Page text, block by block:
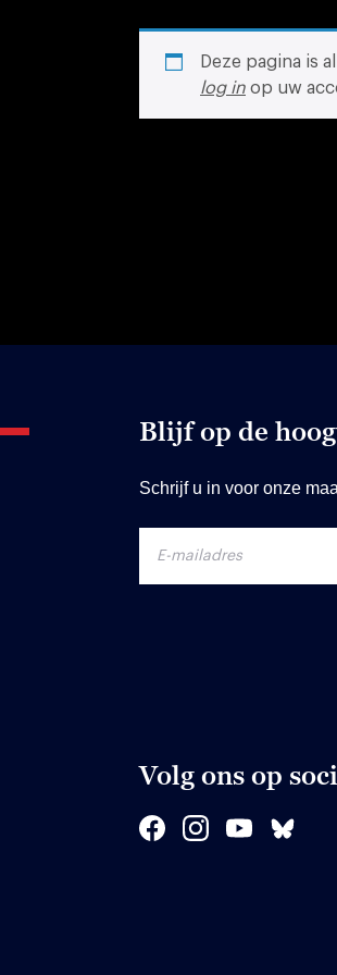
Deze pagina is
log in op uw
Blijf op de
Schrijf u in voor onze
Volg ons op